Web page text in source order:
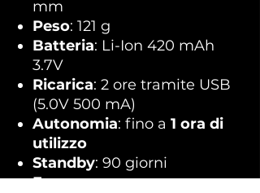
mm
Peso: 121 g
Batteria: Li-Ion 420 mAh
3.7V
Ricarica: 2 ore tramite USB
(5.0V 500 mA)
Autonomia: fino a 1 ora di
utilizzo
Standby: 90 giorni
Frequenza: